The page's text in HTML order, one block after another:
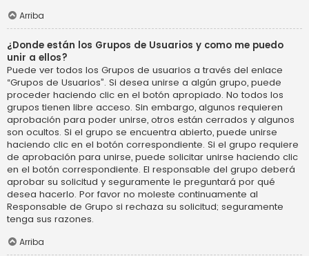
Arriba
¿Donde están los Grupos de Usuarios y como me puedo
unir a ellos?
Puede ver todos los Grupos de usuarios a través del enlace
“Grupos de Usuarios”. Si desea unirse a algún grupo, puede
proceder haciendo clic en el botón apropiado. No todos los
grupos tienen libre acceso. Sin embargo, algunos requieren
aprobación para poder unirse, otros están cerrados y algunos
son ocultos. Si el grupo se encuentra abierto, puede unirse
haciendo clic en el botón correspondiente. Si el grupo requiere
de aprobación para unirse, puede solicitar unirse haciendo clic
en el botón correspondiente. El responsable del grupo deberá
aprobar su solicitud y seguramente le preguntará por qué
desea hacerlo. Por favor no moleste continuamente al
Responsable de Grupo si rechaza su solicitud; seguramente
tenga sus razones.
Arriba